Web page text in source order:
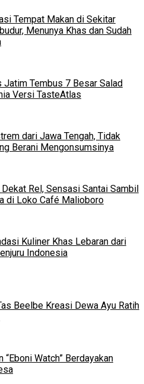
Tempat Makan di Sekitar
Menunya Khas dan Sudah
Jatim Tembus 7 Besar Salad
Versi TasteAtlas
dari Jawa Tengah, Tidak
Berani Mengonsumsinya
Rel, Sensasi Santai Sambil
di Loko Café Malioboro
Kuliner Khas Lebaran dari
Indonesia
Beelbe Kreasi Dewa Ayu Ratih
“Eboni Watch” Berdayakan